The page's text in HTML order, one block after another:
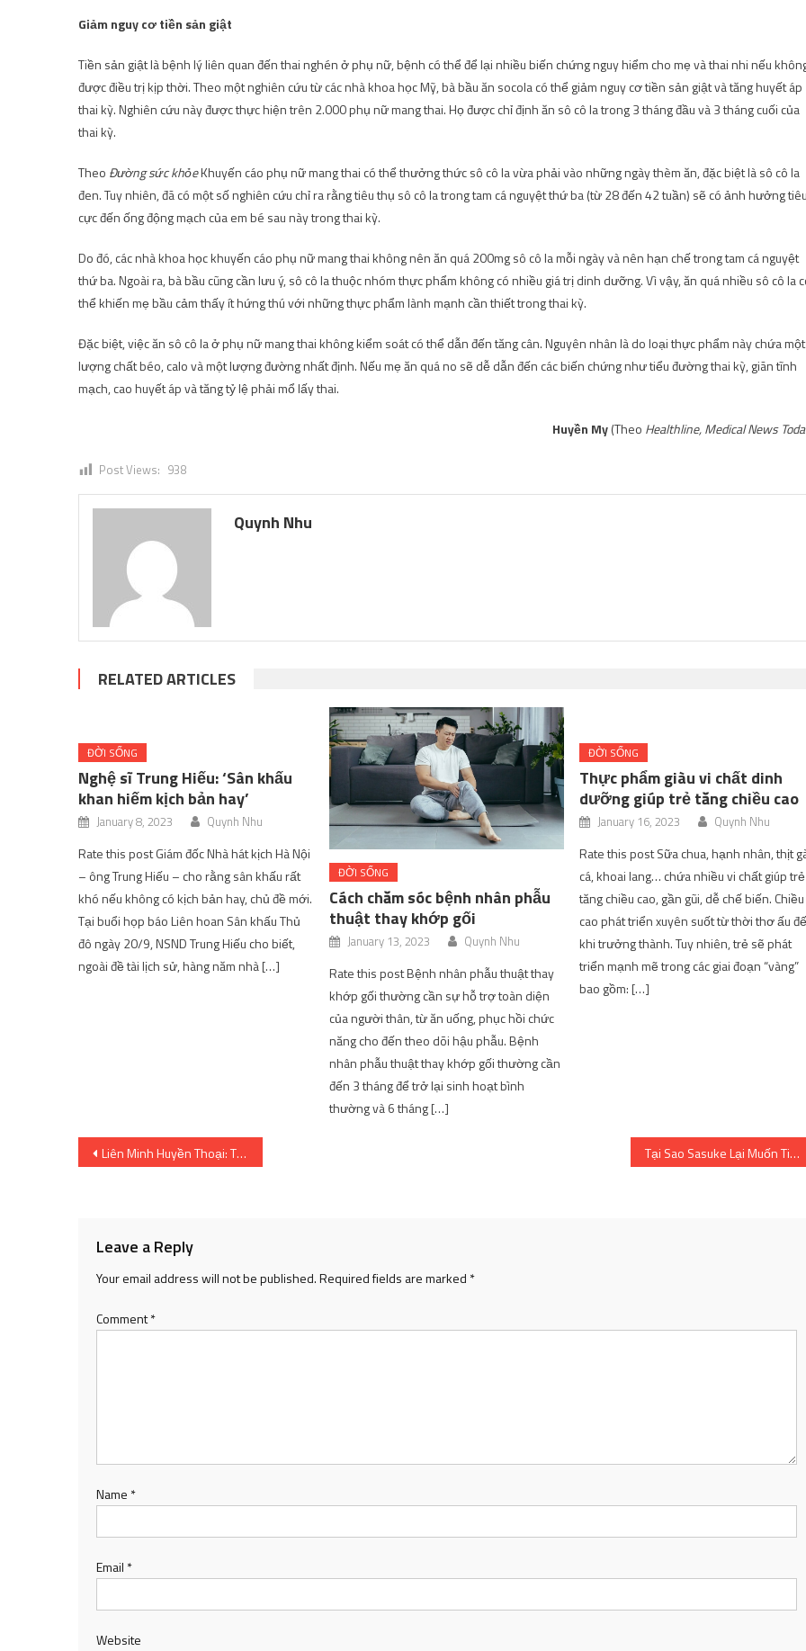
Giảm nguy cơ tiền sản giật
Tiền sản giật là bệnh lý liên quan đến thai nghén ở phụ nữ, bệnh có thể để lại nhiều biến chứng nguy hiểm cho mẹ và thai nhi nếu
được điều trị kịp thời. Theo một nghiên cứu từ các nhà khoa học Mỹ, bà bầu ăn socola có thể giảm nguy cơ tiền sản giật và tăng huyết áp
thai kỳ. Nghiên cứu này được thực hiện trên 2.000 phụ nữ mang thai. Họ được chỉ định ăn sô cô la trong 3 tháng đầu và 3 tháng cuối của
thai kỳ.
Theo Đường sức khỏeKhuyến cáo phụ nữ mang thai có thể thưởng thức sô cô la vừa phải vào những ngày thèm ăn, đặc biệt là sô cô la
đen. Tuy nhiên, đã có một số nghiên cứu chỉ ra rằng tiêu thụ sô cô la trong tam cá nguyệt thứ ba (từ 28 đến 42 tuần) sẽ có ảnh hưởng tiêu
cực đến ống động mạch của em bé sau này trong thai kỳ.
Do đó, các nhà khoa học khuyến cáo phụ nữ mang thai không nên ăn quá 200mg sô cô la mỗi ngày và nên hạn chế trong tam cá nguyệt
thứ ba. Ngoài ra, bà bầu cũng cần lưu ý, sô cô la thuộc nhóm thực phẩm không có nhiều giá trị dinh dưỡng. Vì vậy, ăn quá nhiều sô cô la
thể khiến mẹ bầu cảm thấy ít hứng thú với những thực phẩm lành mạnh cần thiết trong thai kỳ.
Đặc biệt, việc ăn sô cô la ở phụ nữ mang thai không kiểm soát có thể dẫn đến tăng cân. Nguyên nhân là do loại thực phẩm này chứa một
lượng chất béo, calo và một lượng đường nhất định. Nếu mẹ ăn quá no sẽ dễ dẫn đến các biến chứng như tiểu đường thai kỳ, giãn tĩnh
mạch, cao huyết áp và tăng tỷ lệ phải mổ lấy thai.
Huyền My(Theo Healthline, Medical News
Post Views: 938
Quynh Nhu
RELATED ARTICLES
ĐỜI SỐNG
Nghệ sĩ Trung Hiếu: ‘Sân khấu
khan hiếm kịch bản hay’
January 8, 2023 Quynh Nhu
Rate this post Giám đốc Nhà hát kịch Hà Nội
– ông Trung Hiếu – cho rằng sân khấu rất
khó nếu không có kịch bản hay, chủ đề mới.
Tại buổi họp báo Liên hoan Sân khấu Thủ
đô ngày 20/9, NSND Trung Hiếu cho biết,
ngoài đề tài lịch sử, hàng năm nhà […]
ĐỜI SỐNG
Cách chăm sóc bệnh nhân phẫu
thuật thay khớp gối
January 13, 2023 Quynh Nhu
Rate this post Bệnh nhân phẫu thuật thay
khớp gối thường cần sự hỗ trợ toàn diện
của người thân, từ ăn uống, phục hồi chức
năng cho đến theo dõi hậu phẫu. Bệnh
nhân phẫu thuật thay khớp gối thường cần
đến 3 tháng để trở lại sinh hoạt bình
thường và 6 tháng […]
ĐỜI SỐNG
Thực phẩm giàu vi chất dinh
dưỡng giúp trẻ tăng chiều cao
January 16, 2023 Quynh Nhu
Rate this post Sữa chua, hạnh nhân, thịt
cá, khoai lang… chứa nhiều vi chất giúp trẻ
tăng chiều cao, gần gũi, dễ chế biến. Chiều
cao phát triển xuyên suốt từ thời thơ ấu
khi trưởng thành. Tuy nhiên, trẻ sẽ phát
triển mạnh mẽ trong các giai đoạn “vàng”
bao gồm: […]
Post
Liên Minh Huyền Thoại: Tiến sĩ Mundo sẽ trở thành Quái vật Bất tử trong thay đổi mới này của Riot | SharingFunVN Tại Sao Sasuke Lại Muốn Tiêu Diệt Lá Ẩn Thân Trong Naruto?
Leave a Reply
Your email address will not be published.Required fields are marked *
Comment*
Name *
Email *
Website